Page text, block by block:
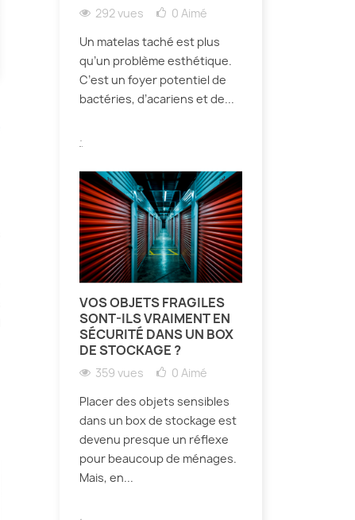
292 vues 0 Aimé
Un matelas taché est plus
qu’un problème esthétique.
C’est un foyer potentiel de
bactéries, d’acariens et de...
VOS OBJETS FRAGILES
SONT-ILS VRAIMENT EN
SÉCURITÉ DANS UN BOX
DE STOCKAGE ?
359 vues 0 Aimé
Placer des objets sensibles
dans un box de stockage est
devenu presque un réflexe
pour beaucoup de ménages.
Mais, en...